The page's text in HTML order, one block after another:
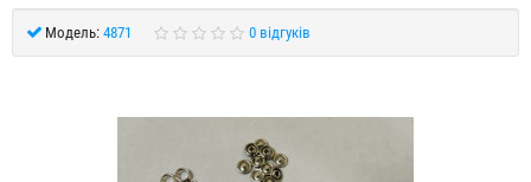
Модель: 4871 0 відгуків